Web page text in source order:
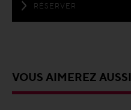
RÉSERVER
VOUS AIMEREZ AUSSI